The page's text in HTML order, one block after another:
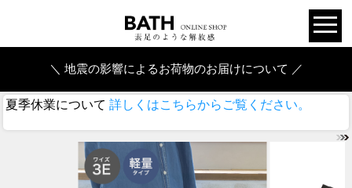
＼ 地震の影響によるお荷物のお届けについて ／
夏季休業について 詳しくはこちらからご覧ください。